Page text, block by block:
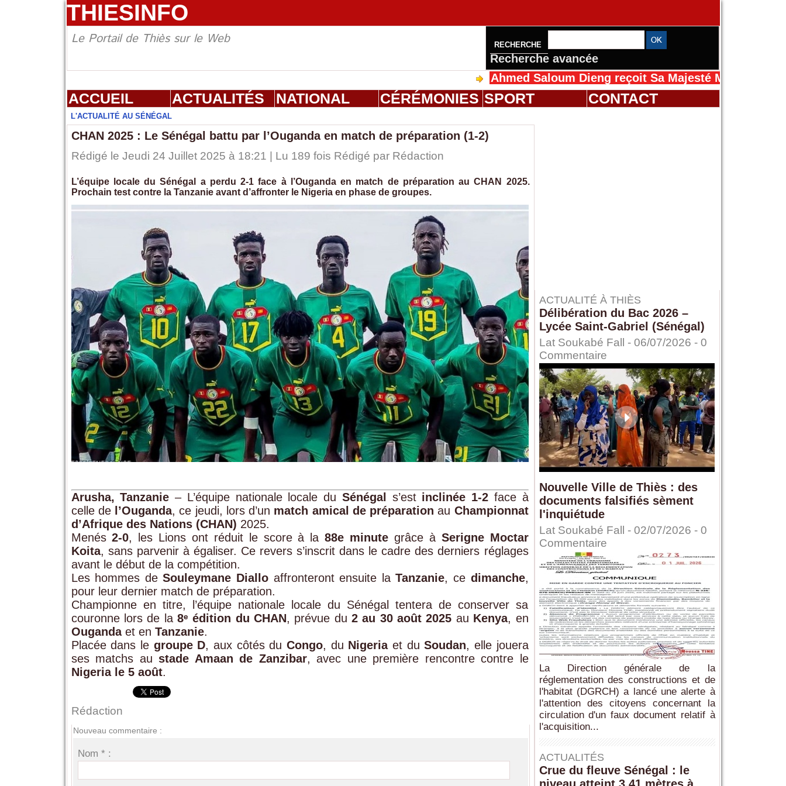
THIESINFO
Le Portail de Thiès sur le Web RECHERCHE
Recherche avancée
Ahmed Saloum Dieng reçoit Sa Majesté Mansah Cissé au
ACCUEIL ACTUALITÉS NATIONAL CÉRÉMONIES SPORT CONTACT
L'ACTUALITÉ AU SÉNÉGAL
CHAN 2025 : Le Sénégal battu par l’Ouganda en match de préparation (1-2)
Rédigé le Jeudi 24 Juillet 2025 à 18:21 | Lu 189 fois Rédigé par Rédaction
L’équipe locale du Sénégal a perdu 2-1 face à l’Ouganda en match de préparation au CHAN 2025.
Prochain test contre la Tanzanie avant d’affronter le Nigeria en phase de groupes.
Arusha, Tanzanie – L’équipe nationale locale du Sénégal s’est inclinée 1-2 face à
celle de l’Ouganda, ce jeudi, lors d’un match amical de préparation au Championnat
d’Afrique des Nations (CHAN) 2025.
Menés2-0, les Lions ont réduit le score à la88e minute grâce à Serigne Moctar
Koita, sans parvenir à égaliser. Ce revers s’inscrit dans le cadre des derniers réglages
avant le début de la compétition.
Les hommes deSouleymane Dialloaffronteront ensuite laTanzanie, ce dimanche,
pour leur dernier match de préparation.
Championne en titre, l’équipe nationale locale du Sénégal tentera de conserver sa
couronne lors de la 8ᵉ édition du CHAN, prévue du2 au 30 août 2025 au Kenya, en
Ougandaet en Tanzanie.
Placée dans le groupe D, aux côtés du Congo, du Nigeriaet duSoudan, elle jouera
ses matchs au stade Amaan de Zanzibar, avec une première rencontre contre le
Nigeria le 5 août.
Rédaction
Nouveau commentaire :
Nom * :
ACTUALITÉ À THIÈS
Délibération du Bac 2026 –
Lycée Saint-Gabriel (Sénégal)
Lat Soukabé Fall - 06/07/2026 - 0
Commentaire
Nouvelle Ville de Thiès : des
documents falsifiés sèment
l'inquiétude
Lat Soukabé Fall - 02/07/2026 - 0
Commentaire
La Direction générale de la
réglementation des constructions et de
l'habitat (DGRCH) a lancé une alerte à
l'attention des citoyens concernant la
circulation d'un faux document relatif à
l'acquisition...
ACTUALITÉS
Crue du fleuve Sénégal : le